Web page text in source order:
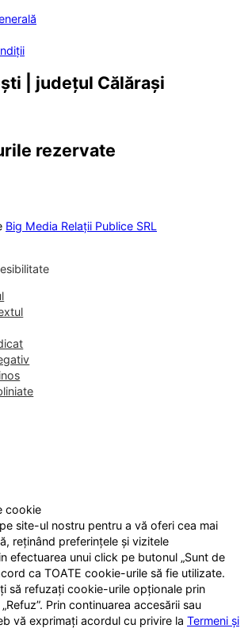
| județul Călărași
rezervate
Big Media Relații Publice SRL
cookie
site-ul nostru pentru a vă oferi cea mai
reținând preferințele și vizitele
efectuarea unui click pe butonul „Sunt de
ca TOATE cookie-urile să fie utilizate.
să refuzați cookie-urile opționale prin
Prin continuarea accesării sau
vă exprimați acordul cu privire la Termeni și